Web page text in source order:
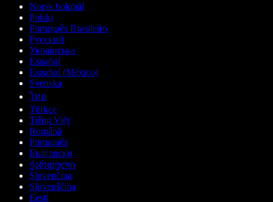
Norsk bokmål
Polski
Português Brasileiro
Русский
Українська
Español
Español (México)
Svenska
ไทย
Türkçe
Tiếng Việt
Română
Português
Български
ქართული
Slovenčina
Slovenščina
Eesti